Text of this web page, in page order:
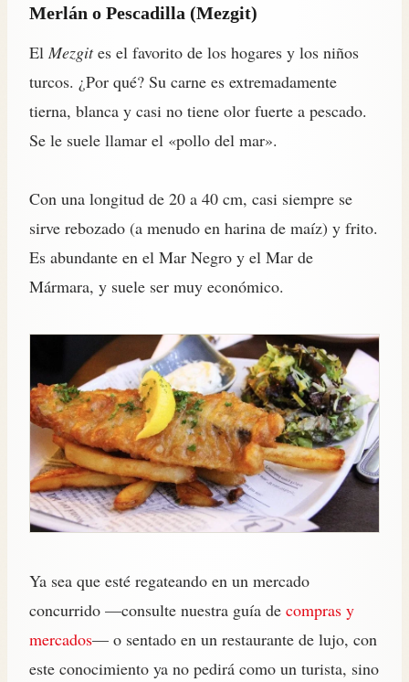
Merlán o Pescadilla (Mezgit)
El Mezgites el favorito de los hogares y los niños
turcos. ¿Por qué? Su carne es extremadamente
tierna, blanca y casi no tiene olor fuerte a pescado.
Se le suele llamar el «pollo del mar».
Con una longitud de 20 a 40 cm, casi siempre se
sirve rebozado (a menudo en harina de maíz) y frito.
Es abundante en el Mar Negro y el Mar de
Mármara, y suele ser muy económico.
Ya sea que esté regateando en un mercado
concurrido —consulte nuestra guía de compras y
mercados— o sentado en un restaurante de lujo, con
este conocimiento ya no pedirá como un turista, sino